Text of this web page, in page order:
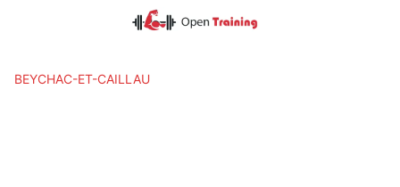
BEYCHAC-ET-CAILLAU